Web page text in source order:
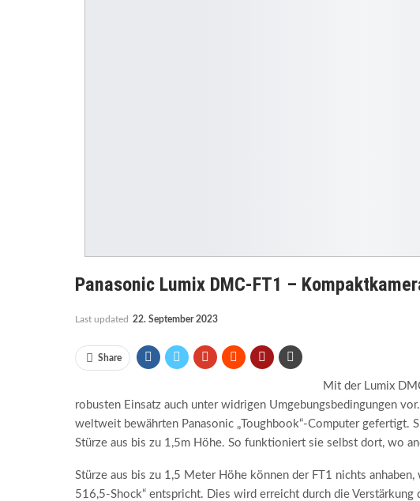
Panasonic Lumix DMC-FT1 –
Last updated 22. September 2023
Share
Mit der Lumix
robusten Einsatz auch unter widrigen Umgebungsbedingungen
weltweit bewährten Panasonic „Toughbook“-Computer gefertigt.
Stürze aus bis zu 1,5m Höhe. So funktioniert sie selbst dort, wo
Stürze aus bis zu 1,5 Meter Höhe können der FT1 nichts
516,5-Shock“ entspricht. Dies wird erreicht durch die